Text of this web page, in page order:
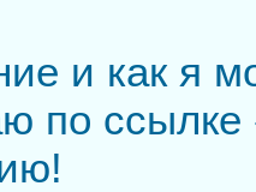
и как я
по